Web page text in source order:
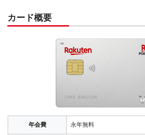
カード概要
年会費 永年無料